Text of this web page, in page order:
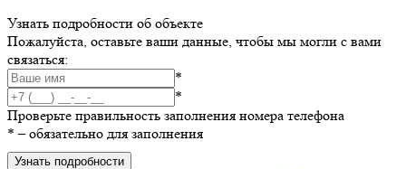
Узнать подробности об объекте
Пожалуйста, оставьте ваши данные, чтобы мы могли с вами
связаться:
*
*
Проверьте правильность заполнения номера телефона
* – обязательно для заполнения
Узнать подробности